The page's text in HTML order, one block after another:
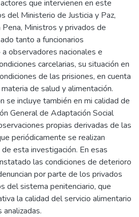
que intervienen en este
del Ministerio de Justicia y Paz,
Ministros y privados de
tanto a funcionarios
observadores nacionales e
carcelarias, su situación en
de las prisiones, en cuenta
de salud y alimentación.
se incluye también en mi calidad de
General de Adaptación Social
propias derivadas de las
periódicamente se realizan
esta investigación. En esas
las condiciones de deterioro
por parte de los privados
del sistema penitenciario, que
la calidad del servicio alimentario